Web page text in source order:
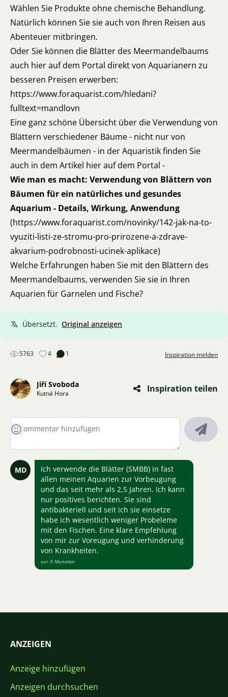
Wählen Sie Produkte ohne chemische Behandlung.
Natürlich können Sie sie auch von Ihren Reisen aus
Abenteuer mitbringen.
Oder Sie können die Blätter des Meermandelbaums
auch hier auf dem Portal direkt von Aquarianern zu
besseren Preisen erwerben:
https://www.foraquarist.com/hledani?
fulltext=mandlovn
Eine ganz schöne Übersicht über die Verwendung von
Blättern verschiedener Bäume - nicht nur von
Meermandelbäumen - in der Aquaristik finden Sie
auch in dem Artikel hier auf dem Portal -
Wie man es macht: Verwendung von Blättern von
Bäumen für ein natürliches und gesundes
Aquarium - Details, Wirkung, Anwendung
(https://www.foraquarist.com/novinky/142-jak-na-to-
vyuziti-listi-ze-stromu-pro-prirozene-a-zdrave-
akvarium-podrobnosti-ucinek-aplikace)
Welche Erfahrungen haben Sie mit den Blättern des
Meermandelbaums, verwenden Sie sie in Ihren
Aquarien für Garnelen und Fische?
Übersetzt. Original anzeigen
5763 4 1 Inspiration melden
Jiří Svoboda
Kutná Hora Inspiration teilen
MD
Ich verwende die Blätter (SMBB) in fast
allen meinen Aquarien zur Vorbeugung
und das seit mehr als 2,5 Jahren. Ich kann
nur positives berichten. Sie sind
antibakteriell und seit ich sie einsetze
habe ich wesentlich weniger Probeleme
mit den Fischen. Eine klare Empfehlung
von mir zur Voreugung und verhinderung
von Krankheiten.
vor 9 Monaten
ANZEIGEN
Anzeige hinzufügen
Anzeigen durchsuchen